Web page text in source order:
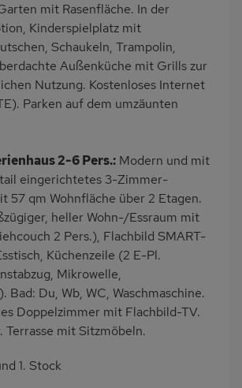
Strandnah
Handtücher inklusive
mit Rasenfläche. In der
Kinderspielplatz mit
Schaukeln, Trampolin,
Außenküche mit Grills zur
Nutzung. Kostenloses Internet
Parken auf dem umzäunten
2-6 Pers.: Modern und mit
eingerichtetes 3-Zimmer-
57 qm Wohnfläche über 2 Etagen.
heller Wohn-/Essraum mit
2 Pers.), Flachbild SMART-
Küchenzeile (2 E-Pl.
Mikrowelle,
Bad: Du, Wb, WC, Waschmaschine.
Doppelzimmer mit Flachbild-TV.
mit Sitzmöbeln.
1. Stock